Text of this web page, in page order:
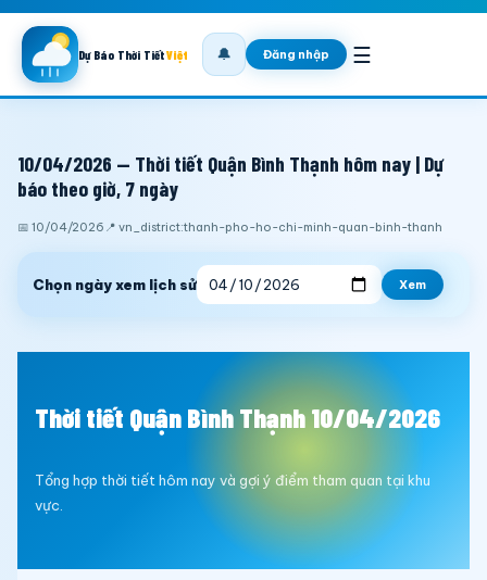
Dự Báo Thời TiếtViệt 🔔 Đăng nhập ☰
10/04/2026 — Thời tiết Quận Bình Thạnh hôm nay | Dự
báo theo giờ, 7 ngày
📅 10/04/2026 📍 vn_district:thanh-pho-ho-chi-minh-quan-binh-thanh
Chọn ngày xem lịch sử Xem
Thời tiết Quận Bình Thạnh 10/04/2026
Tổng hợp thời tiết hôm nay và gợi ý điểm tham quan tại khu
vực.